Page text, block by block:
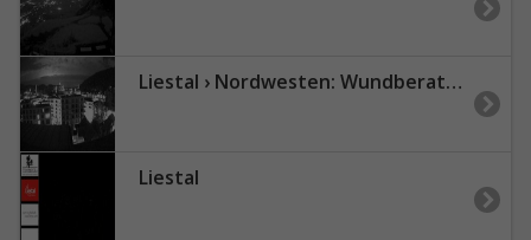
Liestal › Nordwesten: Wundberatung Kantonsspital Baselland
Liestal